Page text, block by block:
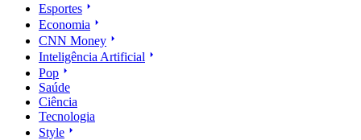
Esportes
Economia
CNN Money
Inteligência Artificial
Pop
Saúde
Ciência
Tecnologia
Style